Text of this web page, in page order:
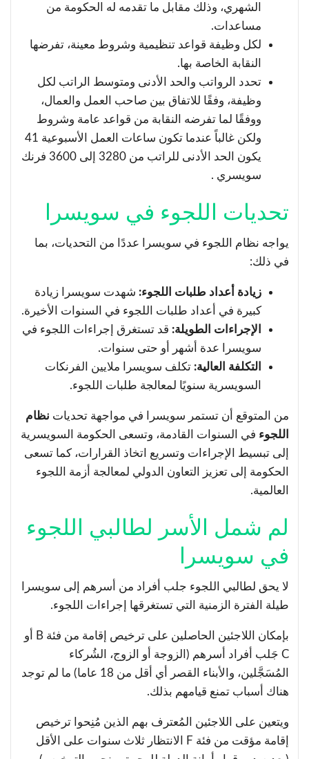
الشهري، وذلك مقابل ما تقدمه له الحكومة من
مساعدات.
لكل وظيفة قواعد تنظيمية وشروط معينة، تفرضها
النقابة الخاصة بها.
تحدد الرواتب والحد الأدنى ومتوسط الراتب لكل
وظيفة، وفقًا للاتفاق بين صاحب العمل والعمال،
ووفقًا لما تفرضه النقابة من قواعد عامة وشروط
ولكن غالباً عندما تكون ساعات العمل الأسبوعية 41
يكون الحد الأدنى للراتب من 3280 إلى 3600 فرنك
سويسري .
تحديات اللجوء في سويسرا
يواجه نظام اللجوء في سويسرا عددًا من التحديات، بما
في ذلك:
زيادة أعداد طلبات اللجوء: شهدت سويسرا زيادة
كبيرة في أعداد طلبات اللجوء في السنوات الأخيرة.
الإجراءات الطويلة: قد تستغرق إجراءات اللجوء في
سويسرا عدة أشهر أو حتى سنوات.
التكلفة العالية: تكلف سويسرا ملايين الفرنكات
السويسرية سنويًا لمعالجة طلبات اللجوء.
من المتوقع أن تستمر سويسرا في مواجهة تحديات نظام
اللجوء في السنوات القادمة، وتسعى الحكومة السويسرية
إلى تبسيط الإجراءات وتسريع اتخاذ القرارات، كما تسعى
الحكومة إلى تعزيز التعاون الدولي لمعالجة أزمة اللجوء
العالمية.
لم شمل الأسر لطالبي اللجوء
في سويسرا
لا يحق لطالبي اللجوء جلب أفراد من أسرهم إلى سويسرا
طيلة الفترة الزمنية التي تستغرقها إجراءات اللجوء.
بإمكان اللاجئين الحاصلين على ترخيص إقامة من فئة B أو
C جَلب أفراد أسرهم (الزوجة أو الزوج، الشُركاء
المُسَجَّلين، والأبناء القصر أي أقل من 18 عاما) ما لم توجد
هناك أسباب تمنع قيامهم بذلك.
ويتعين على اللاجئين المُعترف بهم الذين مُنِحوا ترخيص
إقامة مؤقت من فئة F الانتظار ثلاث سنوات على الأقل